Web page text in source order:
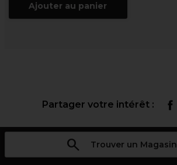
Ajouter au panier
Partager votre intérêt :
Trouver un Magasin